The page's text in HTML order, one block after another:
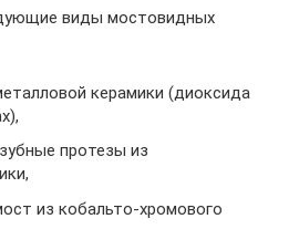
виды мостовидных
керамики (диоксида
протезы из
из кобальто-хромового